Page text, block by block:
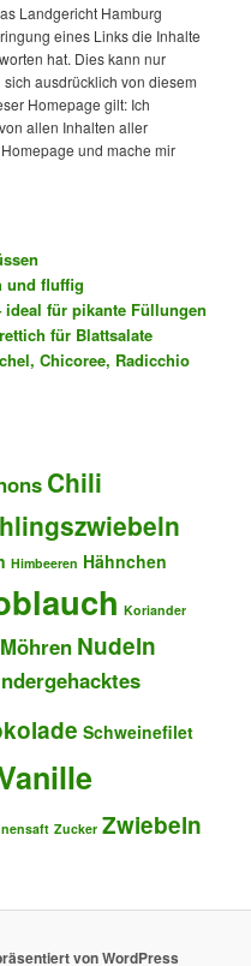
Landgericht Hamburg
eines Links die Inhalte
hat. Dies kann nur
ausdrücklich von diesem
Homepage gilt: Ich
allen Inhalten aller
und mache mir
und fluffig
für pikante Füllungen
für Blattsalate
Chicoree, Radicchio
Chili
Himbeeren Hähnchen
Koriander
Möhren Nudeln
Schweinefilet
Zucker Zwiebeln
von WordPress